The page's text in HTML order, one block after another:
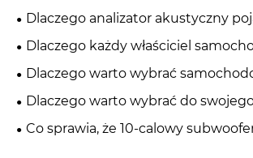
dużej mocy klasy AB, będący
ulepszeniem zapewniającym
dźwięku w samochodzie
Dlaczego analizator akustyczny
do automatycznego testowania
niezbędny do testowania jakości
nowoczesnych samochodach
Dlaczego każdy właściciel
rozważyć instalację
DSP firmy Sennuopu
Dlaczego warto wybrać
kanałowy wzmacniacz klasy AB, aby
doskonałą jakość dźwięku
Dlaczego warto wybrać do
kanałowy samochodowy
dużej mocy klasy AB
Co sprawia, że ​​10-calowy